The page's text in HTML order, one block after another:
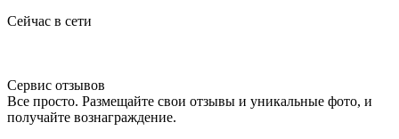
Сейчас в сети
Сервис отзывов
Все просто. Размещайте свои отзывы и уникальные фото, и
получайте вознаграждение.